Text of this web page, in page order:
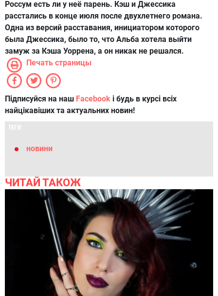
Россум есть ли у неё парень. Кэш и Джессика
расстались в конце июля после двухлетнего романа.
Одна из версий расставания, инициатором которого
была Джессика, было то, что Альба хотела выйти
замуж за Кэша Уоррена, а он никак не решался.
Печать страницы
Підписуйся на наш Facebook і будь в курсі всіх
найцікавіших та актуальних новин!
ТЕГИ
новини
ЧИТАЙ ТАКОЖ